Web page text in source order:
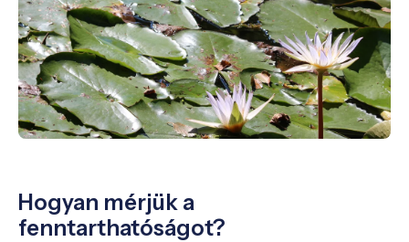
Hogyan mérjük a
fenntarthatóságot?